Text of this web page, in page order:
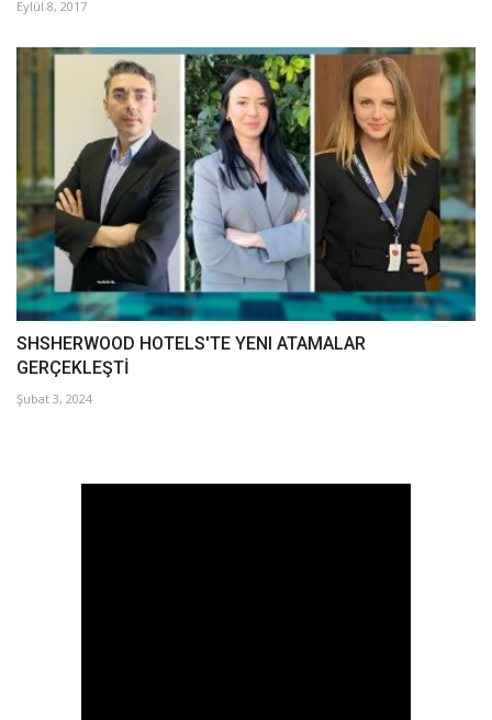
Eylül 8, 2017
SHSHERWOOD HOTELS'TE YENI ATAMALAR
GERÇEKLEŞTİ
Şubat 3, 2024